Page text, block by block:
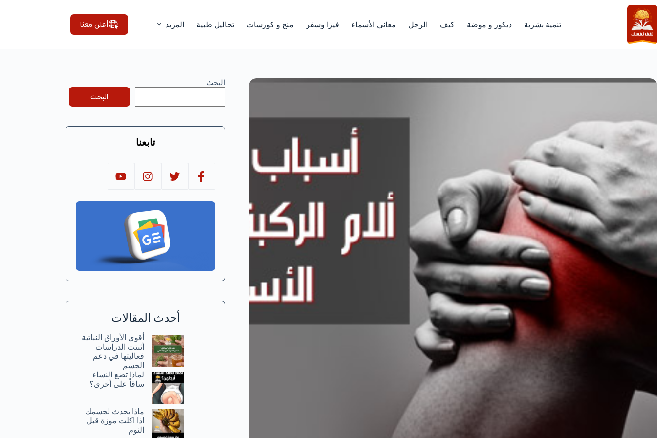
التجاوز
إلى
المحتوى
تنمية بشرية ديكور و موضة كيف الرجل معاني الأسماء فيزا وسفر منح و كورسات تحاليل طبية المزيد أعلن معنا
البحث
البحث
تابعنا
أحدث المقالات
أقوى الأوراق النباتية
أثبتت الدراسات
فعاليتها في دعم
الجسم
لماذا تضع النساء
ساقاً على أخرى؟
ماذا يحدث لجسمك
اذا اكلت موزة قبل
النوم